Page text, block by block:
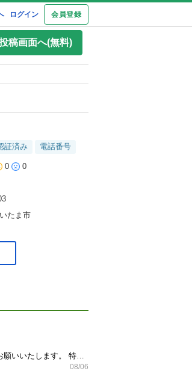
ログイン 会員登録
稿画面へ(無料)
証済み 電話番号
0 0
たま市
08/06